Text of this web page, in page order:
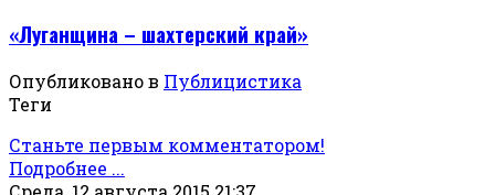
«Луганщина – шахтерский край»
Опубликовано в Публицистика
Теги
Станьте первым комментатором!
Подробнее ...